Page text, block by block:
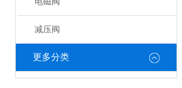
减压阀
更多分类